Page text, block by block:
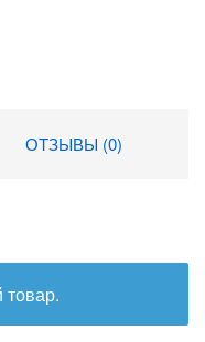
ОТЗЫВЫ (0)